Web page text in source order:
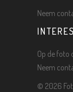
Neem
Op de foto
Neem
© 2026